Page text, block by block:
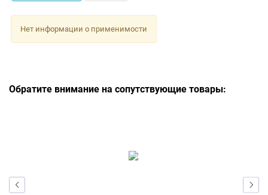
Нет информации о применимости
Обратите внимание на сопутствующие товары: